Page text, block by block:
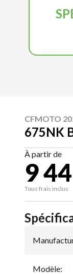
CFMOTO
675NK
À partir de
9
Tous frais inclus
Modèle: